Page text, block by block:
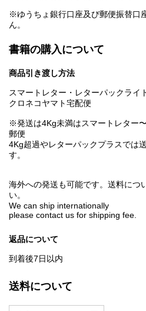
※ゆうちょ銀行口座及び郵便振替口
ん。
書籍の購入について
商品引き渡し方法
スマートレター・レターパックライ
クロネコヤマト宅配便
※発送は4Kg未満はスマートレター
郵便
4Kg超過やレターパックプラスでは
す。
海外への発送も可能です。送料につ
い。
We can ship internationally
please contact us for shipping fee.
返品について
到着後7日以内
送料について